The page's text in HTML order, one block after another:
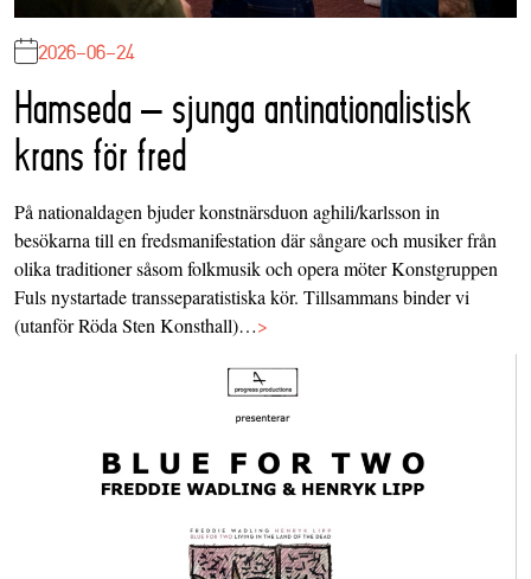
2026-06-24
Hamseda – sjunga antinationalistisk
krans för fred
På nationaldagen bjuder konstnärsduon aghili/karlsson in
besökarna till en fredsmanifestation där sångare och musiker från
olika traditioner såsom folkmusik och opera möter Konstgruppen
Fuls nystartade transseparatistiska kör. Tillsammans binder vi
(utanför Röda Sten Konsthall)…>